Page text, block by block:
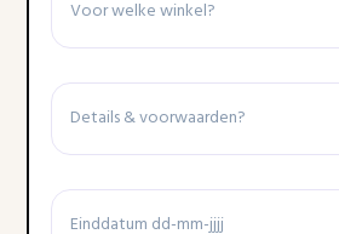
Details
voorwaarden
Einddatum